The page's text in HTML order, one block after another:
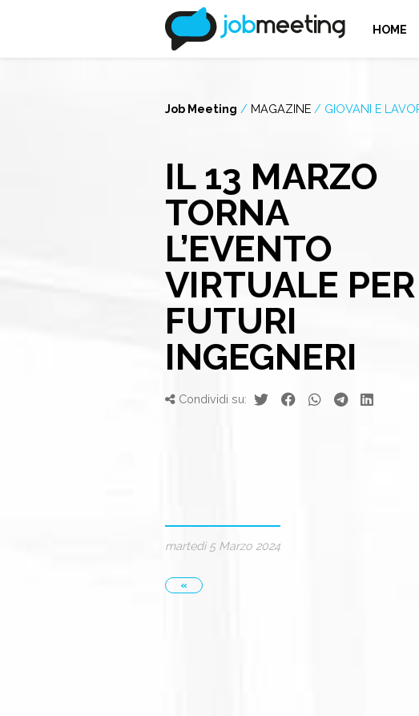
HOME
Job Meeting / MAGAZINE / GIOVANI E
IL 13 MARZO
TORNA
L’EVENTO
VIRTUALE
FUTURI
INGEGNERI
Condividi su:
martedì 5 Marzo 2024
«